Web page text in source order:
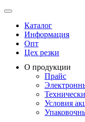
Каталог
Информация
Опт
Цех резки
О продукции
Прайс
Условия